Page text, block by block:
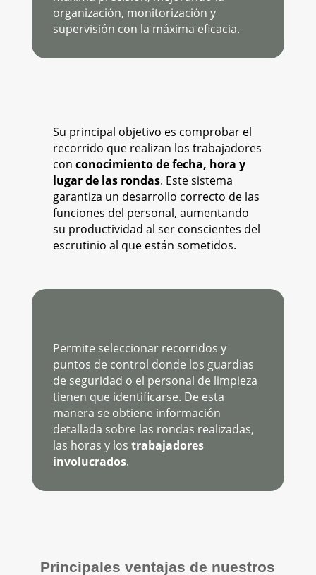
organización, monitorización y
supervisión con la máxima eficacia.
Su principal objetivo es comprobar el
recorrido que realizan los trabajadores
con conocimiento de fecha, hora y
lugar de las rondas. Este sistema
garantiza un desarrollo correcto de las
funciones del personal, aumentando
su productividad al ser conscientes del
escrutinio al que están sometidos.
Permite seleccionar recorridos y
puntos de control donde los guardias
de seguridad o el personal de limpieza
tienen que identificarse. De esta
manera se obtiene información
detallada sobre las rondas realizadas,
las horas y los trabajadores
involucrados.
Principales ventajas de nuestros